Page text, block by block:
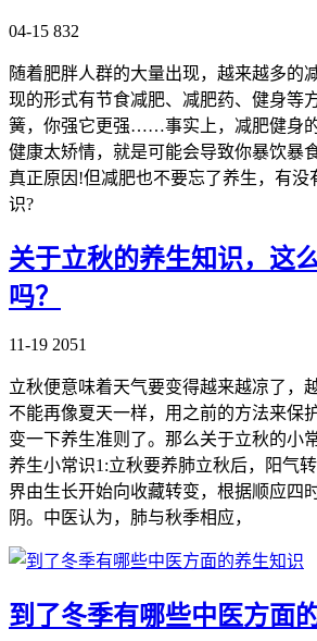
04-15 832
随着肥胖人群的大量出现，越来越多的
现的形式有节食减肥、减肥药、健身等
簧，你强它更强……事实上，减肥健身
健康太矫情，就是可能会导致你暴饮暴
真正原因!但减肥也不要忘了养生，有没
识?
关于立秋的养生知识，这
吗？
11-19 2051
立秋便意味着天气要变得越来越凉了，
不能再像夏天一样，用之前的方法来保
变一下养生准则了。那么关于立秋的小
养生小常识1:立秋要养肺立秋后，阳气
界由生长开始向收藏转变，根据顺应四
阴。中医认为，肺与秋季相应，
到了冬季有哪些中医方面